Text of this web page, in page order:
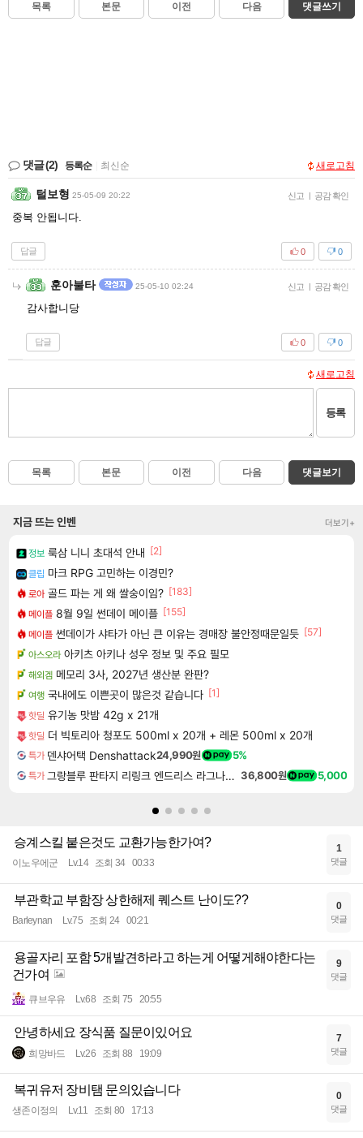
목록 본문 이전 다음 댓글쓰기
댓글(2) 등록순 최신순 새로고침
털보형 25-05-09 20:22 신고 | 공감 확인
중복 안됩니다.
답글 0
0
훈아불타 25-05-10 02:24 신고 | 공감 확인
감사합니당
답글 0
0
새로고침
등록
목록 본문 이전 다음 댓글보기
지금 뜨는 인벤 더보기+
정보 룩삼 니니 초대석 안내 [2]
클립 마크 RPG 고민하는 이경민?
로아 골드 파는 게 왜 쌀숭이임? [183]
메이플 8월 9일 썬데이 메이플 [155]
메이플 썬데이가 샤타가 아닌 큰 이유는 경매장 불안정때문일듯 [57]
아스오라 아키츠 아키나 성우 정보 및 주요 필모
해외겜 메모리 3사, 2027년 생산분 완판?
여행 국내에도 이쁜곳이 많은것 같습니다 [1]
핫딜 유기농 맛밤 42g x 21개
핫딜 더 빅토리아 청포도 500ml x 20개 + 레몬 500ml x 20개
특가 덴샤어택 Denshattack24,990원 5%
특가 그랑블루 판타지 리링크 엔드리스 라그나로크 업그레이드 킷 Granblue Fantasy Relink Endless Ragnarok Upgrade Kit DLC 36,800원 5,000
승계스킬 붙은것도 교환가능한가여?
이노우에군 Lv.14 조회 34 00:33
1
댓글
부관학교 부함장 상한해제 퀘스트 난이도??
Barleynan Lv.75 조회 24 00:21
0
댓글
용골자리 포함 5개발견하라고 하는게 어떻게해야한다는
건가여
큐브우유 Lv.68 조회 75 20:55
9
댓글
안녕하세요 장식품 질문이있어요
희망바드 Lv.26 조회 88 19:09
7
댓글
복귀유저 장비탬 문의있습니다
생존이정의 Lv.11 조회 80 17:13
0
댓글